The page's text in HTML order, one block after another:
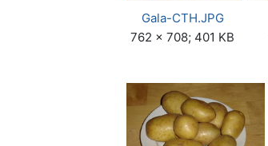
Gala-CTH.JPG
762 × 708; 401 KB